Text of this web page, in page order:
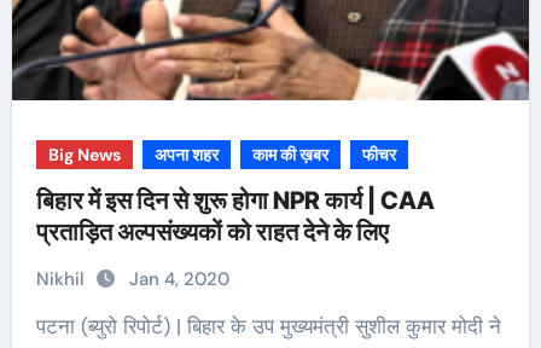
Big News अपना शहर काम की ख़बर फीचर
बिहार में इस दिन से शुरू होगा NPR कार्य | CAA
प्रताड़ित अल्पसंख्यकों को राहत देने के लिए
Nikhil Jan 4, 2020
पटना (ब्युरो रिपोर्ट) | बिहार के उप मुख्यमंत्री सुशील कुमार मोदी ने